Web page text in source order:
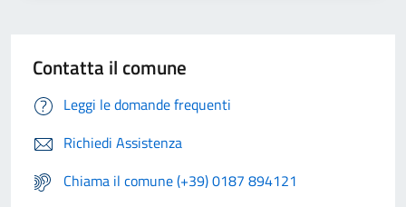
Contatta il comune
Leggi le domande frequenti
Richiedi Assistenza
Chiama il comune (+39) 0187 894121